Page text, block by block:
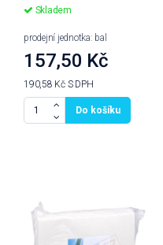
Skladem
prodejní jednotka: bal
157,50 Kč
190,58 Kč S DPH
Do košíku